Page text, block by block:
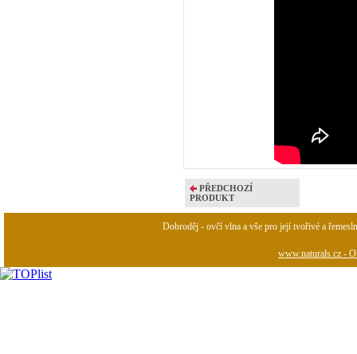
PŘEDCHOZÍ
PRODUKT
Dobroděj - ovčí vlna a vše pro její tvořivé a
www.naturals.cz -